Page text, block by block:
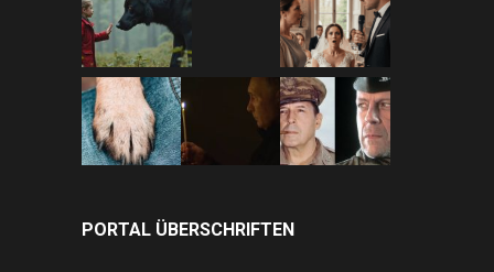
PORTAL ÜBERSCHRIFTEN